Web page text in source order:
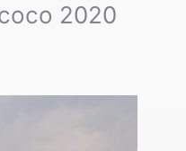
2020